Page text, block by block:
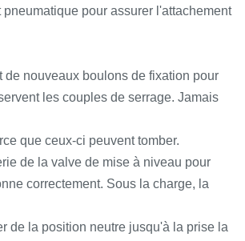
pneumatique pour assurer l'attachement
de nouveaux boulons de fixation pour
les couples de serrage. Jamais
que ceux-ci peuvent tomber.
de la valve de mise à niveau pour
correctement. Sous la charge, la
de la position neutre jusqu'à la prise la